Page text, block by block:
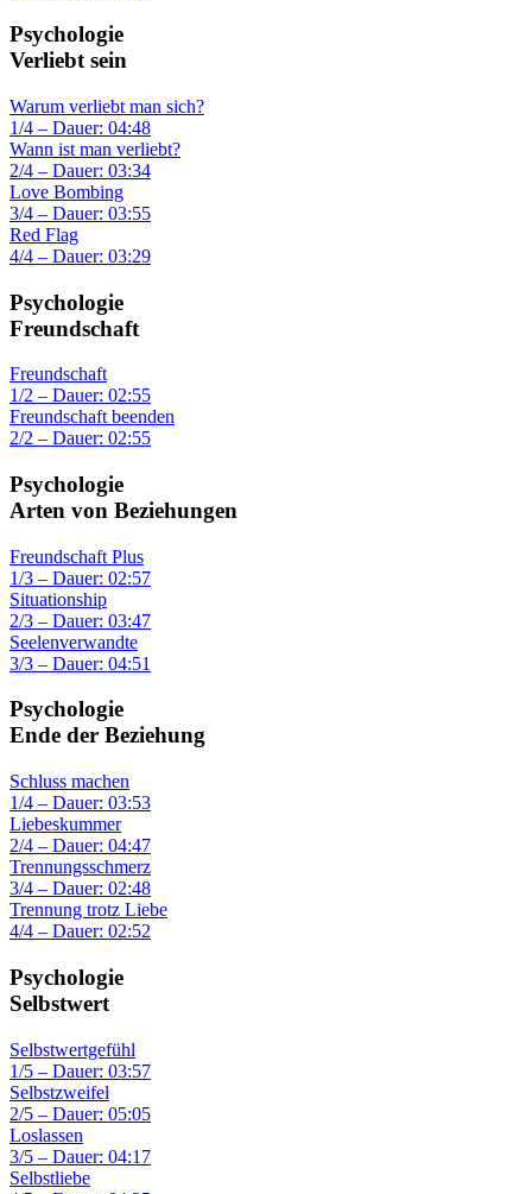
Psychologie
Verliebt sein
Warum verliebt man sich?
1/4 – Dauer: 04:48
Wann ist man verliebt?
2/4 – Dauer: 03:34
Love Bombing
3/4 – Dauer: 03:55
Red Flag
4/4 – Dauer: 03:29
Psychologie
Freundschaft
Freundschaft
1/2 – Dauer: 02:55
Freundschaft beenden
2/2 – Dauer: 02:55
Psychologie
Arten von Beziehungen
Freundschaft Plus
1/3 – Dauer: 02:57
Situationship
2/3 – Dauer: 03:47
Seelenverwandte
3/3 – Dauer: 04:51
Psychologie
Ende der Beziehung
Schluss machen
1/4 – Dauer: 03:53
Liebeskummer
2/4 – Dauer: 04:47
Trennungsschmerz
3/4 – Dauer: 02:48
Trennung trotz Liebe
4/4 – Dauer: 02:52
Psychologie
Selbstwert
Selbstwertgefühl
1/5 – Dauer: 03:57
Selbstzweifel
2/5 – Dauer: 05:05
Loslassen
3/5 – Dauer: 04:17
Selbstliebe